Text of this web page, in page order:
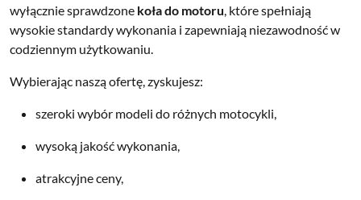
wyłącznie sprawdzone koła do motoru, które spełniają
wysokie standardy wykonania i zapewniają niezawodność w
codziennym użytkowaniu.
Wybierając naszą ofertę, zyskujesz:
szeroki wybór modeli do różnych motocykli,
wysoką jakość wykonania,
atrakcyjne ceny,